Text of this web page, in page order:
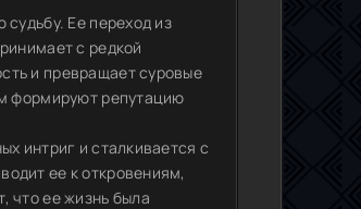
Ее переход из
с редкой
и превращает суровые
формируют репутацию
интриг и сталкивается с
ее к откровениям,
что ее жизнь была